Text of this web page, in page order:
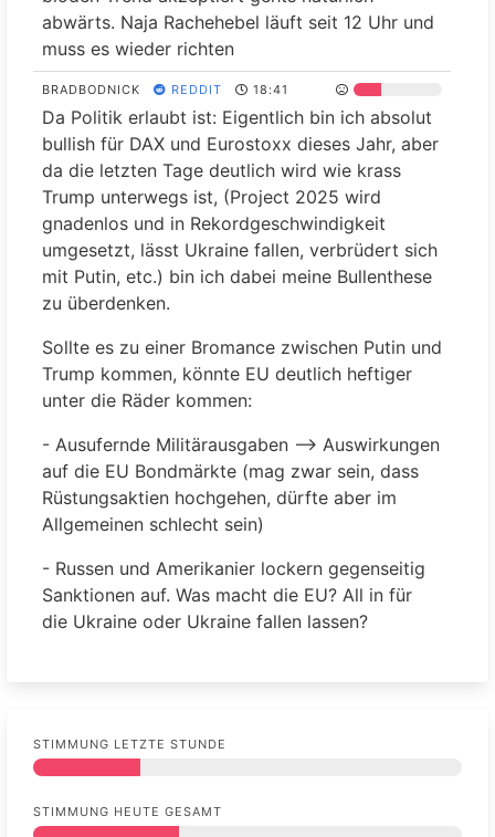
abwärts. Naja Rachehebel läuft seit 12 Uhr und
muss es wieder richten
BRADBODNICK REDDIT 18:41
Da Politik erlaubt ist: Eigentlich bin ich absolut
bullish für DAX und Eurostoxx dieses Jahr, aber
da die letzten Tage deutlich wird wie krass
Trump unterwegs ist, (Project 2025 wird
gnadenlos und in Rekordgeschwindigkeit
umgesetzt, lässt Ukraine fallen, verbrüdert sich
mit Putin, etc.) bin ich dabei meine Bullenthese
zu überdenken.
Sollte es zu einer Bromance zwischen Putin und
Trump kommen, könnte EU deutlich heftiger
unter die Räder kommen:
- Ausufernde Militärausgaben --> Auswirkungen
auf die EU Bondmärkte (mag zwar sein, dass
Rüstungsaktien hochgehen, dürfte aber im
Allgemeinen schlecht sein)
- Russen und Amerikanier lockern gegenseitig
Sanktionen auf. Was macht die EU? All in für
die Ukraine oder Ukraine fallen lassen?
kein russ. Gas und arabische Staaten werden
das auch eiskalt ausnutzen)
Auch ist bei den DE Wahlen so richtig klare
STIMMUNG LETZTE STUNDE
STIMMUNG HEUTE GESAMT